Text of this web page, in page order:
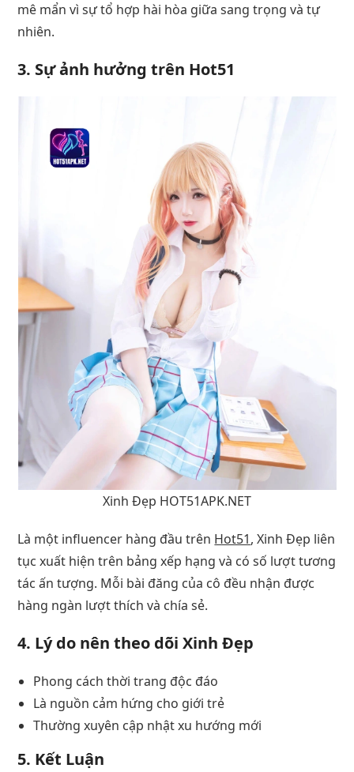
mê mẩn vì sự tổ hợp hài hòa giữa sang trọng và tự
nhiên.
3. Sự ảnh hưởng trên Hot51
Xinh Đẹp HOT51APK.NET
Là một influencer hàng đầu trên Hot51, Xinh Đẹp liên
tục xuất hiện trên bảng xếp hạng và có số lượt tương
tác ấn tượng. Mỗi bài đăng của cô đều nhận được
hàng ngàn lượt thích và chía sẻ.
4. Lý do nên theo dõi Xinh Đẹp
Phong cách thời trang độc đáo
Là nguồn cảm hứng cho giới trẻ
Thường xuyên cập nhật xu hướng mới
5. Kết Luận